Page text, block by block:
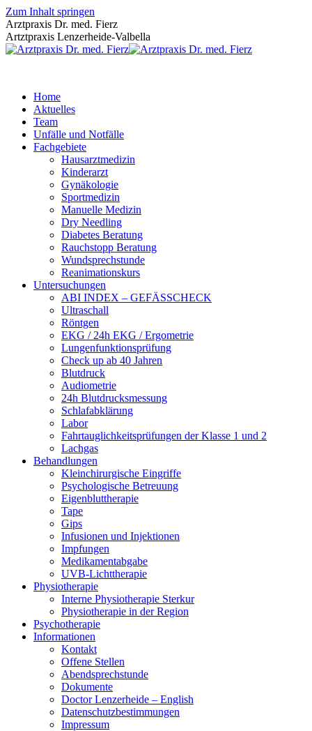
Zum Inhalt springen
Arztpraxis Dr. med. Fierz
Artztpraxis Lenzerheide-Valbella
Home
Aktuelles
Team
Unfälle und Notfälle
Fachgebiete
Hausarztmedizin
Kinderarzt
Gynäkologie
Sportmedizin
Manuelle Medizin
Dry Needling
Diabetes Beratung
Rauchstopp Beratung
Wundsprechstunde
Reanimationskurs
Untersuchungen
ABI INDEX – GEFÄSSCHECK
Ultraschall
Röntgen
EKG / 24h EKG / Ergometrie
Lungenfunktionsprüfung
Check up ab 40 Jahren
Blutdruck
Audiometrie
24h Blutdrucksmessung
Schlafabklärung
Labor
Fahrtauglichkeitsprüfungen der Klasse 1 und 2
Lachgas
Behandlungen
Kleinchirurgische Eingriffe
Psychologische Betreuung
Eigenbluttherapie
Tape
Gips
Infusionen und Injektionen
Impfungen
Medikamentabgabe
UVB-Lichttherapie
Physiotherapie
Interne Physiotherapie Sterkur
Physiotherapie in der Region
Psychotherapie
Informationen
Kontakt
Offene Stellen
Abendsprechstunde
Dokumente
Doctor Lenzerheide – English
Datenschutzbestimmungen
Impressum